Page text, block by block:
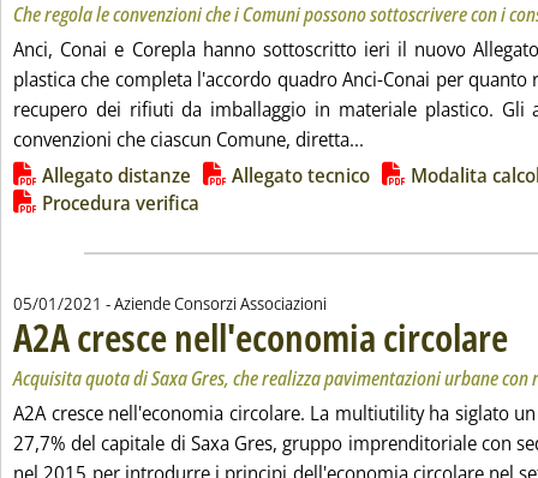
Che regola le convenzioni che i Comuni possono sottoscrivere con i
Anci, Conai e Corepla hanno sottoscritto ieri il nuovo
plastica che completa l'accordo quadro Anci-Conai per quanto
recupero dei rifiuti da imballaggio in materiale plastico. Gli
convenzioni che ciascun Comune, diretta...
Lista allegati PDF alla notizia
Allegato distanze Allegato tecnico
Modalita
Procedura verifica
05/01/2021 - Aziende Consorzi Associazioni
A2A cresce nell'economia circolare
Acquisita quota di Saxa Gres, che realizza pavimentazioni urbane
A2A cresce nell'economia circolare. La multiutility ha siglato
27,7% del capitale di Saxa Gres, gruppo imprenditoriale con